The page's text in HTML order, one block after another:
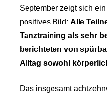
September zeigt sich
positives Bild: Alle
Tanztraining als sehr
berichteten von
Alltag sowohl
Das insgesamt